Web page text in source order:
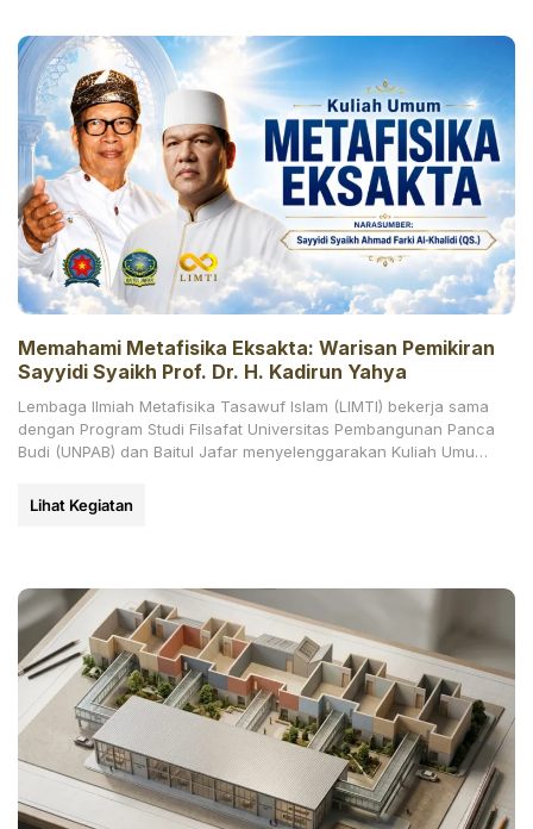
Memahami Metafisika Eksakta: Warisan Pemikiran
Sayyidi Syaikh Prof. Dr. H. Kadirun Yahya
Lembaga Ilmiah Metafisika Tasawuf Islam (LIMTI) bekerja sama
dengan Program Studi Filsafat Universitas Pembangunan Panca
Budi (UNPAB) dan Baitul Jafar menyelenggarakan Kuliah Umum
Lihat Kegiatan